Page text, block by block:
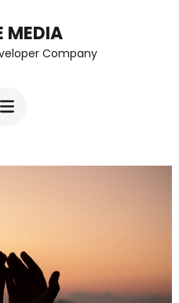
MEDIA
Company